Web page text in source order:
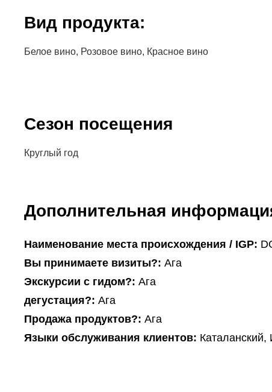
Bид продукта:
Белое вино, Розовое вино, Красное вино
Сезон посещения
Круглый год
Дополнительная
Наименование места происхождения / IGP:
Вы принимаете визиты?: Ага
Экскурсии с гидом?: Ага
дегустация?: Ага
Продажа продуктов?: Ага
Языки обслуживания клиентов: Каталанский,